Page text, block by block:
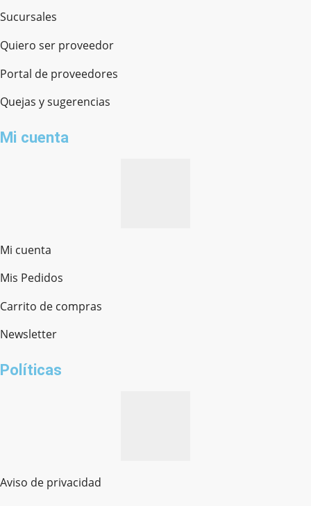
Sucursales
Quiero ser proveedor
Portal de proveedores
Quejas y sugerencias
Mi cuenta
Mi cuenta
Mis Pedidos
Carrito de compras
Newsletter
Políticas
Aviso de privacidad